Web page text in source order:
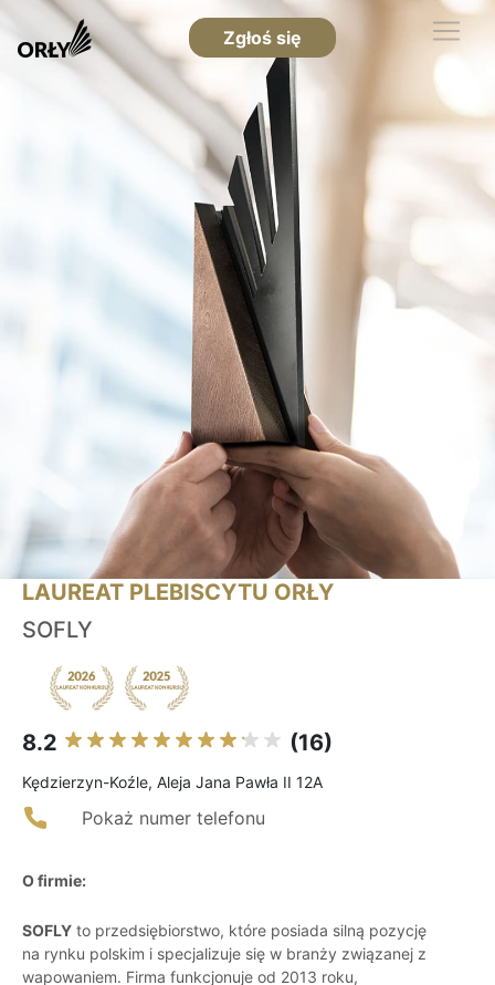
Zgłoś się
LAUREAT PLEBISCYTU ORŁY
SOFLY
8.2 (16)
Kędzierzyn-Koźle, Aleja Jana Pawła II 12A
Pokaż numer telefonu
O firmie:
SOFLY to przedsiębiorstwo, które posiada silną pozycję
na rynku polskim i specjalizuje się w branży związanej z
wapowaniem. Firma funkcjonuje od 2013 roku,